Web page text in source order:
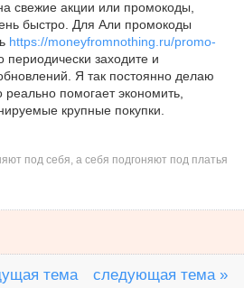
свежие акции или промокоды,
быстро. Для Али промокоды
https://moneyfromnothing.ru/promo-
периодически заходите и
Я так постоянно делаю
помогает экономить,
крупные покупки.
под себя, а себя подгоняют под платья
тема
следующая тема »